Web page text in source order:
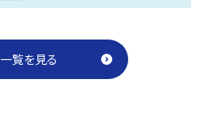
一覧を見る